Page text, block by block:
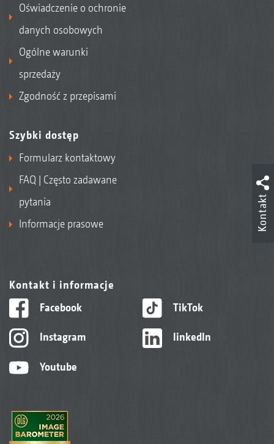
Oświadczenie o ochronie
danych osobowych
Ogólne warunki
sprzedaży
Zgodność z przepisami
Szybki dostęp
Formularz kontaktowy
FAQ | Często zadawane
pytania
Informacje prasowe
Kontakt i informacje
Facebook
Instagram
Youtube
TikTok
linkedIn
Kontakt